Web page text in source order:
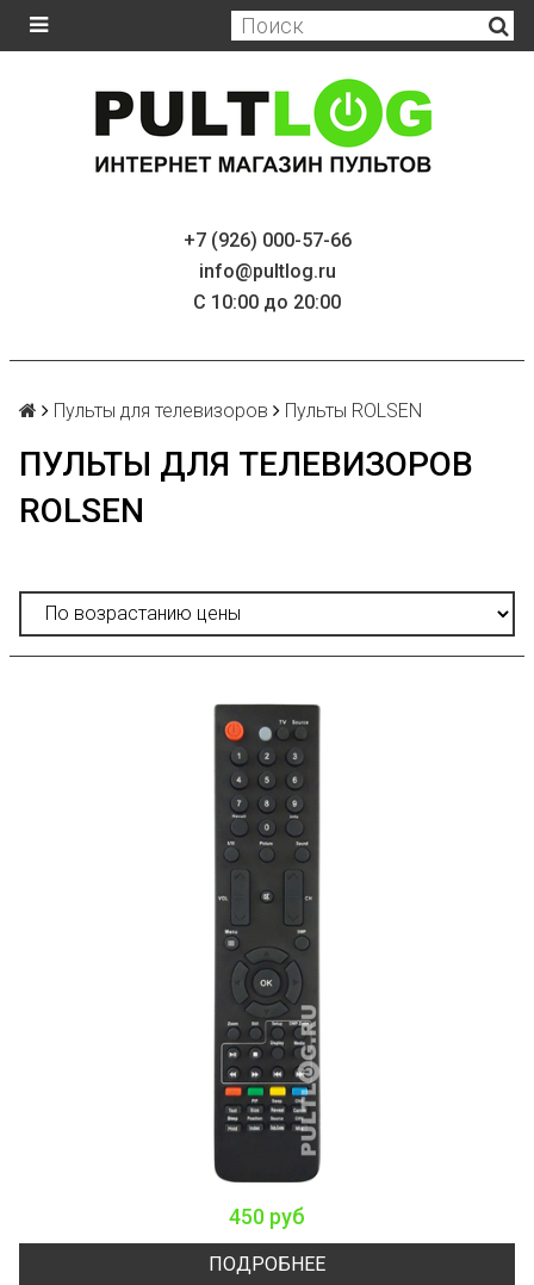
+7 (926) 000-57-66
info@pultlog.ru
С 10:00 до 20:00
Пульты для телевизоров Пульты ROLSEN
ПУЛЬТЫ ДЛЯ ТЕЛЕВИЗОРОВ
ROLSEN
450 руб
ПОДРОБНЕЕ